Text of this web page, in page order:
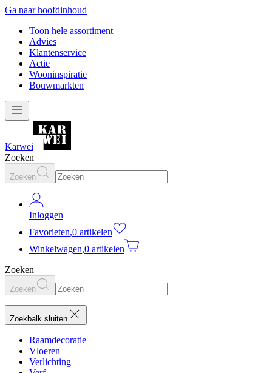
Ga naar hoofdinhoud
Toon hele assortiment
Advies
Klantenservice
Actie
Wooninspiratie
Bouwmarkten
Karwei
Zoeken
Zoeken
Inloggen
Favorieten,0 artikelen
Winkelwagen,0 artikelen
Zoeken
Zoeken
Zoekbalk sluiten
Raamdecoratie
Vloeren
Verlichting